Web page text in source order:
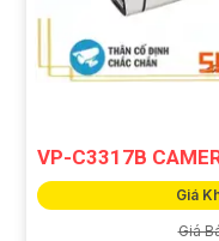
VP-C3317B
Giá
Giá